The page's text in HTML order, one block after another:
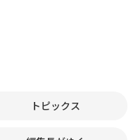
トピックス